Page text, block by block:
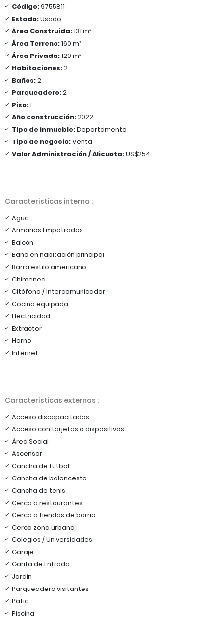
Código:9755811
Estado:Usado
Área Construida:131 m²
Área Terreno:160 m²
Área Privada:120 m²
Habitaciones:2
Baños:2
Parqueadero:2
Piso:1
Año construcción:2022
Tipo de inmueble:Departamento
Tipo de negocio:Venta
Valor Administración / Alicuota:US$254
Características interna :
Agua
Armarios Empotrados
Balcón
Baño en habitación principal
Barra estilo americano
Chimenea
Citófono / Intercomunicador
Cocina equipada
Electricidad
Extractor
Horno
Internet
Características externas :
Acceso discapacitados
Acceso con tarjetas o dispositivos
Área Social
Ascensor
Cancha de futbol
Cancha de baloncesto
Cancha de tenis
Cerca a restaurantes
Cerca a tiendas de barrio
Cerca zona urbana
Colegios / Universidades
Garaje
Garita de Entrada
Jardín
Parqueadero visitantes
Patio
Piscina